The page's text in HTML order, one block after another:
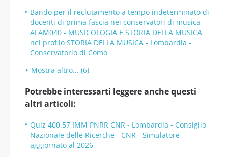
Bando per il reclutamento a tempo indeterminato di
docenti di prima fascia nei conservatori di musica -
AFAM040 - MUSICOLOGIA E STORIA DELLA MUSICA
nel profilo STORIA DELLA MUSICA - Lombardia -
Conservatorio di Como
Mostra altro... (6)
Potrebbe interessarti leggere anche questi
altri articoli:
Quiz 400.57 IMM PNRR CNR - Lombardia - Consiglio
Nazionale delle Ricerche - CNR - Simulatore
aggiornato al 2026